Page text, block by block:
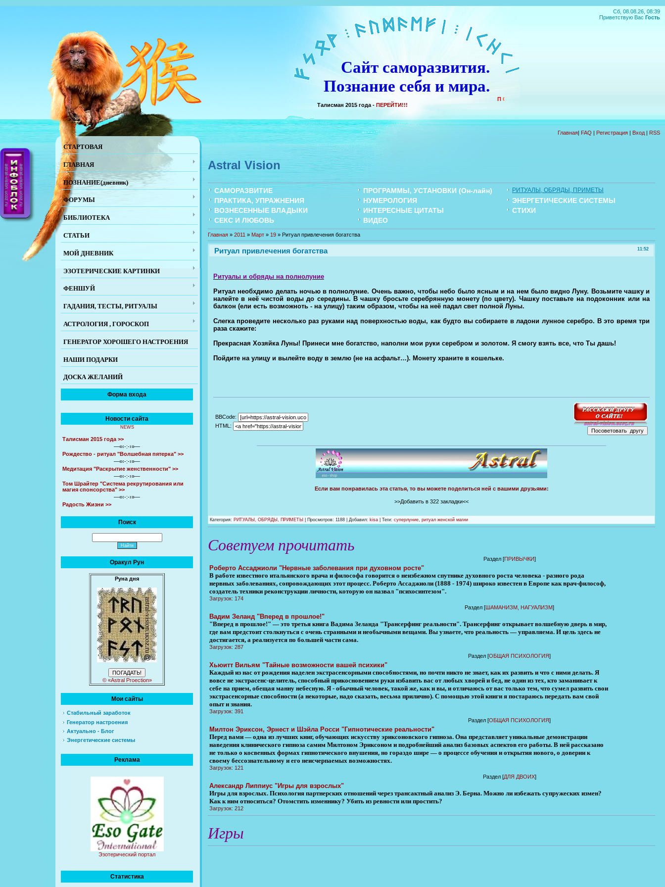
Сб, 08.08.26, 08:39
Приветствую Вас Гость
Сайт саморазвития.
Познание себя и мира.
Р О
Талисман 2015 года - ПЕРЕЙТИ!!!
Главная| FAQ | Регистрация | Вход | RSS
СТАРТОВАЯ
ГЛАВНАЯ
ПОЗНАНИЕ(дневник)
ФОРУМЫ
БИБЛИОТЕКА
СТАТЬИ
МОЙ ДНЕВНИК
ЭЗОТЕРИЧЕСКИЕ КАРТИНКИ
ФЕНШУЙ
ГАДАНИЯ, ТЕСТЫ, РИТУАЛЫ
АСТРОЛОГИЯ , ГОРОСКОП
ГЕНЕРАТОР ХОРОШЕГО НАСТРОЕНИЯ
НАШИ ПОДАРКИ
ДОСКА ЖЕЛАНИЙ
Форма входа
Новости сайта
NEWS
Талисман 2015 года >>
—«‹-:-›»—
Рождество - ритуал "Волшебная пятерка" >>
—«‹-:-›»—
Медитация "Раскрытие женственности" >>
—«‹-:-›»—
Том Шрайтер "Система рекрутирования или
магия спонсорства" >>
—«‹-:-›»—
Радость Жизни >>
Поиск
Оракул Рун
Руна дня
© «Astral Proection»
Мои сайты
Стабильный заработок
Генератор настроения
Актуально - Блог
Энергетические системы
Реклама
Эзотерический портал
Статистика
Astral Vision
САМОРАЗВИТИЕ ПРОГРАММЫ, УСТАНОВКИ (Он-лайн) РИТУАЛЫ, ОБРЯДЫ, ПРИМЕТЫ
ПРАКТИКА, УПРАЖНЕНИЯ НУМЕРОЛОГИЯ
ЭНЕРГЕТИЧЕСКИЕ СИСТЕМЫ
ВОЗНЕСЕННЫЕ ВЛАДЫКИ
ИНТЕРЕСНЫЕ ЦИТАТЫ
СТИХИ
СЕКС И ЛЮБОВЬ
ВИДЕО
Главная » 2011 » Март » 19 » Ритуал привлечения богатства
11:52
Ритуал привлечения богатства
Ритуалы и обряды на полнолуние
Ритуал необхдимо делать ночью в полнолуние. Очень важно, чтобы небо было ясным и на нем было видно Луну. Возьмите чашку и
налейте в неё чистой воды до середины. В чашку бросьте серебрянную монету (по цвету). Чашку поставьте на подоконник или на
балкон (ели есть возможноть - на улицу) таким образом, чтобы на неё падал свет полной Луны.
Слегка проведите несколько раз руками над поверхностью воды, как будто вы собираете в ладони лунное серебро. В это время три
раза скажите:
Прекрасная Хозяйка Луны! Принеси мне богатство, наполни мои руки серебром и золотом. Я смогу взять все, что Ты дашь!
Пойдите на улицу и вылейте воду в землю (не на асфальт…). Монету храните в кошельке.
BBCode:
HTML:
Если вам понравилась эта статья, то вы можете поделиться ней с вашими друзьями:
>>Добавить в 322 закладки<<
Категория: РИТУАЛЫ, ОБРЯДЫ, ПРИМЕТЫ Просмотров: 1188 | Добавил: kisa | Теги: суперлуние, ритуал женской магии
Советуем прочитать
Раздел [ПРИВЫЧКИ]
Роберто Ассаджиоли "Нервные заболевания при духовном росте"
В работе известного итальянского врача и философа говорится о неизбежном спутнике духовного роста человека - разного рода
нервных заболеваниях, сопровождающих этот процесс. Роберто Ассаджиоли (1888 - 1974) широко известен в Европе как врач-философ,
создатель техники реконструкции личности, которую он назвал "психосинтезом".
Загрузок: 174
Раздел [ШАМАНИЗМ, НАГУАЛИЗМ]
Вадим Зеланд "Вперед в прошлое!"
"Вперед в прошлое!" — это третья книга Вадима Зеланда "Трансерфинг реальности". Трансерфинг открывает волшебную дверь в мир,
где вам предстоит столкнуться с очень странными и необычными вещами. Вы узнаете, что реальность — управляема. И цель здесь не
достигается, а реализуется по большей части сама.
Загрузок: 287
Раздел [ОБЩАЯ ПСИХОЛОГИЯ]
Хьюитт Вильям "Тайные возможности вашей психики"
Каждый из нас от рождения наделен экстрасенсорными способностями, но почти никто не знает, как их развить и что с ними делать. Я
вовсе не экстрасенс-целитель, способный прикосновением руки избавить вас от любых хворей и бед, не один из тех, кто заманивает к
себе на прием, обещая манну небесную. Я - обычный человек, такой же, как и вы, и отличаюсь от вас только тем, что сумел развить свои
экстрасенсорные способности (а некоторые, надо сказать, весьма прилично). С помощью этой книги я постараюсь передать вам свой
опыт и знания.
Загрузок: 391
Раздел [ОБЩАЯ ПСИХОЛОГИЯ]
Милтон Эриксон, Эрнест и Шэйла Росси "Гипнотические реальности"
Перед вами — одна из лучших книг, обучающих искусству эриксоновского гипноза. Она представляет уникальные демонстрации
наведения клинического гипноза самим Милтоном Эриксоном и подробнейший анализ базовых аспектов его работы. В ней рассказано
не только о косвенных формах гипнотического внушения, но гораздо шире — о процессе обучения и открытия нового, о доверии к
своему бессознательному и его неисчерпаемых возможностях.
Загрузок: 121
Раздел [ДЛЯ ДВОИХ]
Александр Липпиус "Игры для взрослых"
Игры для взрослых. Психология партнерских отношений через трансактный анализ Э. Берна. Можно ли избежать супружеских измен?
Как к ним относиться? Отомстить изменнику? Убить из ревности или простить?
Загрузок: 212
Игры